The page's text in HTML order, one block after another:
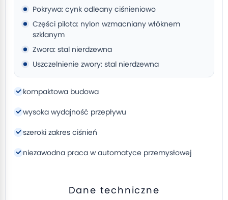
Pokrywa: cynk odleany ciśnieniowo
Części pilota: nylon wzmacniany włóknem
szklanym
Zwora: stal nierdzewna
Uszczelnienie zwory: stal nierdzewna
kompaktowa budowa
wysoka wydajność przepływu
szeroki zakres ciśnień
niezawodna praca w automatyce przemysłowej
Dane techniczne